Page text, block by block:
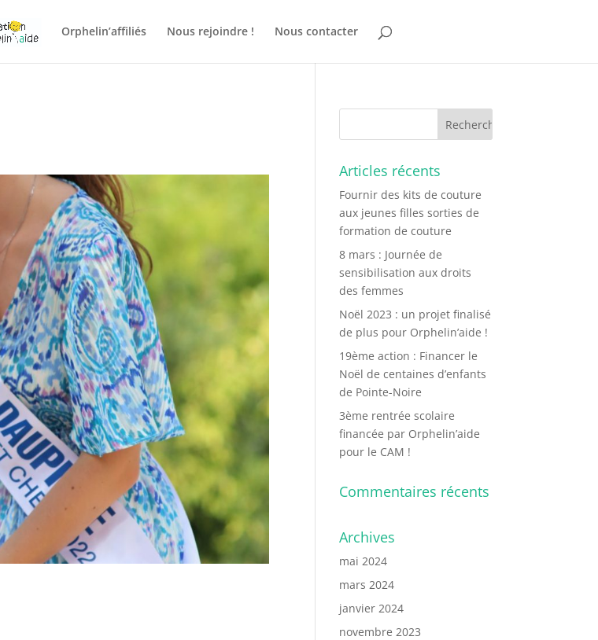
Orphelin’affiliés Nous rejoindre ! Nous contacter
Articles récents
Fournir des kits de couture
aux jeunes filles sorties de
formation de couture
8 mars : Journée de
sensibilisation aux droits
des femmes
Noël 2023 : un projet finalisé
de plus pour Orphelin’aide !
19ème action : Financer le
Noël de centaines d’enfants
de Pointe-Noire
3ème rentrée scolaire
financée par Orphelin’aide
pour le CAM !
Commentaires récents
Archives
mai 2024
mars 2024
janvier 2024
novembre 2023